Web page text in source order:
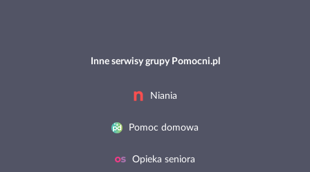
Inne serwisy grupy Pomocni.pl
Niania
Pomoc domowa
Opieka seniora